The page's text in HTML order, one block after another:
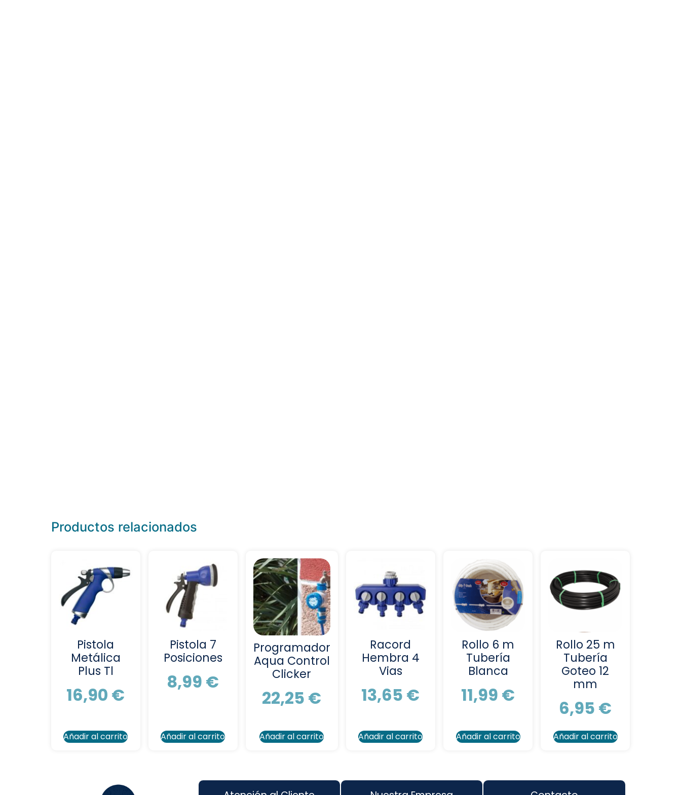
Productos relacionados
Pistola
Metálica
Plus Tl
16,90 €
Añadir al carrito
Pistola 7
Posiciones
8,99 €
Añadir al carrito
Programador
Aqua Control
Clicker
22,25 €
Añadir al carrito
Racord
Hembra 4
Vias
13,65 €
Añadir al carrito
Rollo 6 m
Tubería
Blanca
11,99 €
Añadir al carrito
Rollo 25 m
Tubería
Goteo 12
mm
6,95 €
Añadir al carrito